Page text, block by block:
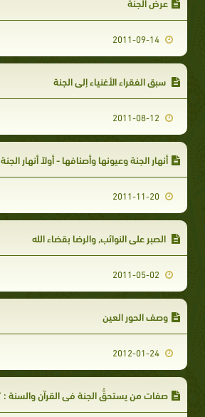
سبق الفقراء الأغنياء إلى الجنة
أنهار الجنة وعيونها وأصنافها - أولاً أنهار الجنة
الصبر على النوائب, والرضا بقضاء الله
وصف الحور العين
صفات من يستحقُّ الجنة في القرآن والسنة : 7 - من أسلم وجهه لله وهو محسن